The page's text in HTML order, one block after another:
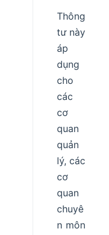
Thông
tư này
áp
dụng
cho
các
cơ
quan
quản
lý, các
cơ
quan
chuyê
n môn